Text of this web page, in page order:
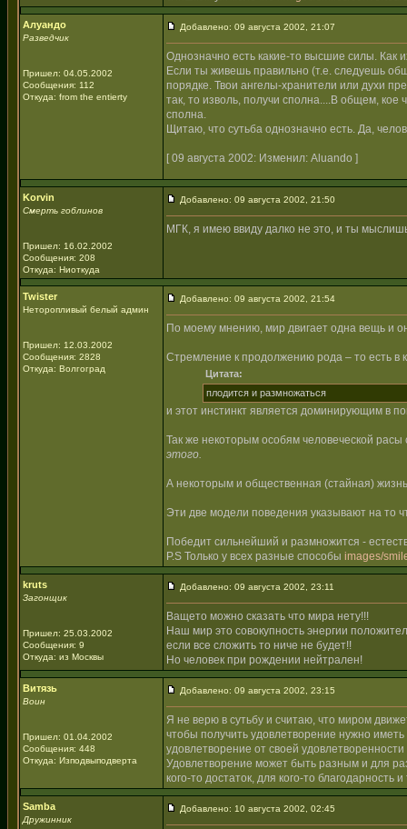
Алуандо
Разведчик
Пришел: 04.05.2002
Сообщения: 112
Откуда: from the entierty
Добавлено: 09 августа 2002, 21:07
Однозначно есть какие-то высшие силы. Как
Если ты живешь правильно (т.е. следуешь
порядке. Твои ангелы-хранители или духи
так, то изволь, получи сполна....В общем, кое
сполна.
Щитаю, что сутьба однозначно есть. Да,
[ 09 августа 2002: Изменил: Aluando ]
Korvin
Смерть гоблинов
Пришел: 16.02.2002
Сообщения: 208
Откуда: Ниоткуда
Добавлено: 09 августа 2002, 21:50
МГК, я имею ввиду далко не это, и ты
Twister
Неторопливый белый админ
Пришел: 12.03.2002
Сообщения: 2828
Откуда: Волгоград
Добавлено: 09 августа 2002, 21:54
По моему мнению, мир двигает одна вещь и
Стремление к продолжению рода – то есть в
Цитата:
плодится и размножаться
и этот инстинкт является доминирующим в
Так же некоторым особям человеческой
этого.
А некоторым и общественная (стайная)
Эти две модели поведения указывают на то
Победит сильнейший и размножится -
P.S Только у всех разные способы images/
kruts
Загонщик
Пришел: 25.03.2002
Сообщения: 9
Откуда: из Москвы
Добавлено: 09 августа 2002, 23:11
Ващето можно сказать что мира нету!!!
Наш мир это совокупность энергии
если все сложить то ниче не будет!!
Но человек при рождении нейтрален!
Витязь
Воин
Пришел: 01.04.2002
Сообщения: 448
Откуда: Изподвыподверта
Добавлено: 09 августа 2002, 23:15
Я не верю в сутьбу и считаю, что миром
чтобы получить удовлетворение нужно
удовлетворение от своей
Удовлетворение может быть разным и для
кого-то достаток, для кого-то
Samba
Дружинник
Добавлено: 10 августа 2002, 02:45